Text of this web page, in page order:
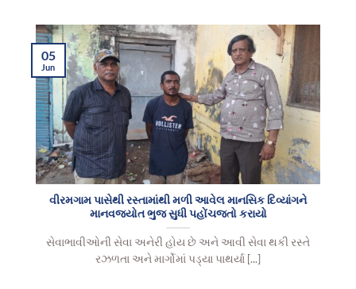
વીરમગામ પાસેથી રસ્તામાંથી મળી આવેલ માનસિક દિવ્યાંગને
માનવજ્યોત ભુજ સુધી પહોંચજતો કરાયો
સેવાભાવીઓની સેવા અનેરી હોય છે અને આવી સેવા થકી રસ્તે
રઝળતા અને માર્ગોમાં પડ્યા પાથર્યા [...]
05
Jun